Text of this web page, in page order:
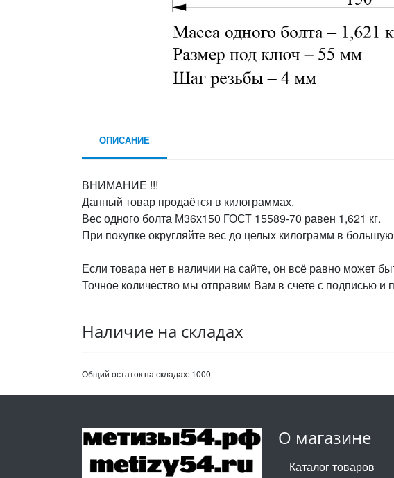
ОПИСАНИЕ
ВНИМАНИЕ !!!
Данный товар продаётся в килограммах.
Вес одного болта М36х150 ГОСТ 15589-70 равен 1,621 кг.
При покупке округляйте вес до целых килограмм в
Если товара нет в наличии на сайте, он всё равно может
Точное количество мы отправим Вам в счете с подписью и
Наличие на складах
Общий остаток на складах: 1000
О магазине
Каталог товаров